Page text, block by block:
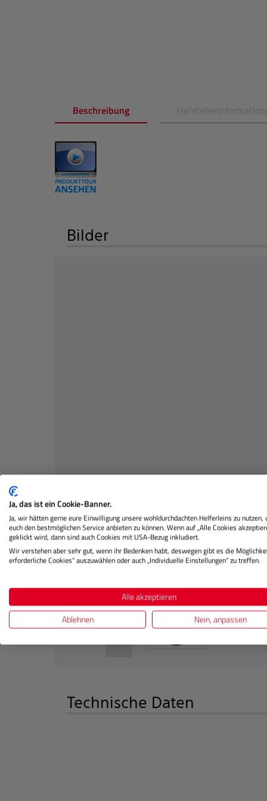
Beschreibung
Bilder
‹
Technische Daten
Ja, das ist ein Cookie-Banner.
Ja, wir hätten gerne eure Einwilligung unsere wohldurchdachten Helferleins zu nutzen,
euch den bestmöglichen Service anbieten zu können. Wenn auf „Alle Cookies
geklickt wird, dann sind auch Cookies mit USA-Bezug inkludiert.
Wir verstehen aber sehr gut, wenn ihr Bedenken habt, deswegen gibt es die
erforderliche Cookies“ auszuwählen oder auch „Individuelle Einstellungen“ zu treffen.
Alle akzeptieren
Ablehnen
Nein, anpassen